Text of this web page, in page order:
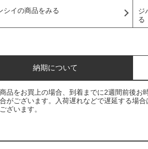
シイの商品をみる
ジ
る
納期について
品をお買上の場合、到着までに2週間前後お
がございます。入荷遅れなどで遅延する場
ざいます。